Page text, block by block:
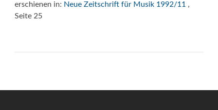
erschienen in: Neue Zeitschrift für Musik 1992/11 ,
Seite 25